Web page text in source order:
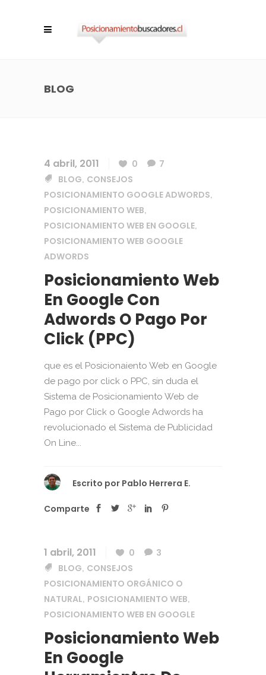
BLOG
4 abril, 2011 0
7
BLOG, CONSEJOS
POSICIONAMIENTO GOOGLE ADWORDS,
POSICIONAMIENTO WEB,
POSICIONAMIENTO WEB EN GOOGLE,
POSICIONAMIENTO WEB GOOGLE
ADWORDS
Posicionamiento Web
En Google Con
Adwords O Pago Por
Click (PPC)
que es el Posicionaiento Web en Google
de pago por click o PPC, sin duda el
Sistema de Posicionamiento Web de
Pago por Click o Google Adwords ha
revolucionado el Sistema de Publicidad
On Line...
Escrito por Pablo Herrera E.
Comparte
1 abril, 2011 0
3
BLOG, CONSEJOS
POSICIONAMIENTO ORGÁNICO O
NATURAL, POSICIONAMIENTO WEB,
POSICIONAMIENTO WEB EN GOOGLE
Posicionamiento Web
En Google